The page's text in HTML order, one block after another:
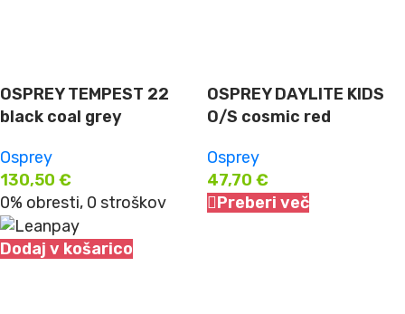
OSPREY TEMPEST 22
black coal grey
Osprey
130,50 €
0% obresti, 0 stroškov
Dodaj v košarico
OSPREY DAYLITE KIDS
O/S cosmic red
Osprey
47,70 €
Preberi več